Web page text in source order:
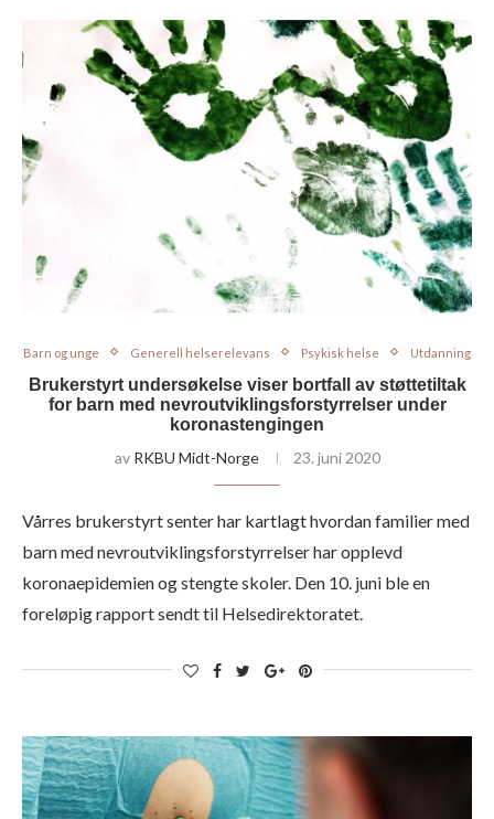
Barn og unge Generell helserelevans Psykisk helse Utdanning
Brukerstyrt undersøkelse viser bortfall av støttetiltak
for barn med nevroutviklingsforstyrrelser under
koronastengingen
av RKBU Midt-Norge 23. juni 2020
Vårres brukerstyrt senter har kartlagt hvordan familier med
barn med nevroutviklingsforstyrrelser har opplevd
koronaepidemien og stengte skoler. Den 10. juni ble en
foreløpig rapport sendt til Helsedirektoratet.